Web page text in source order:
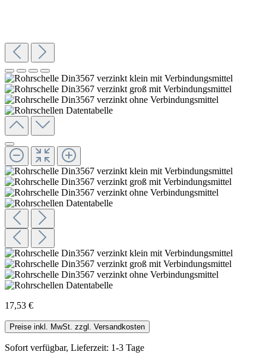
17,53 €
Preise inkl. MwSt. zzgl. Versandkosten
Sofort verfügbar, Lieferzeit: 1-3 Tage